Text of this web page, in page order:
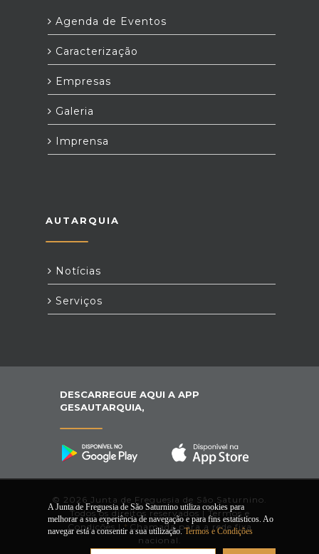
Agenda de Eventos
Caracterização
Empresas
Galeria
Imprensa
AUTARQUIA
Notícias
Serviços
DESCARREGUE AQUI A APP
GESAUTARQUIA,
© 2026 Junta de Freguesia de São Saturnino.
Todos os direitos reservados |Termos e
Condições |* Chamada para a rede fixa
nacional.
A Junta de Freguesia de São Saturnino utiliza cookies para
melhorar a sua experiência de navegação e para fins estatísticos. Ao
navegar está a consentir a sua utilização.Termos e Condições